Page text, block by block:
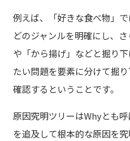
例えば、「好きな食べ物」
どのジャンルを明確にし、
や「から揚げ」などと掘り
たい問題を要素に分けて掘
確認するということです。
原因究明ツリーはWhyとも
を追及して根本的な原因を究